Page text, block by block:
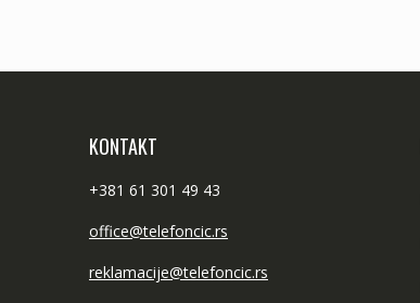
KONTAKT
+381 61 301 49 43
office@telefoncic.rs
reklamacije@telefoncic.rs